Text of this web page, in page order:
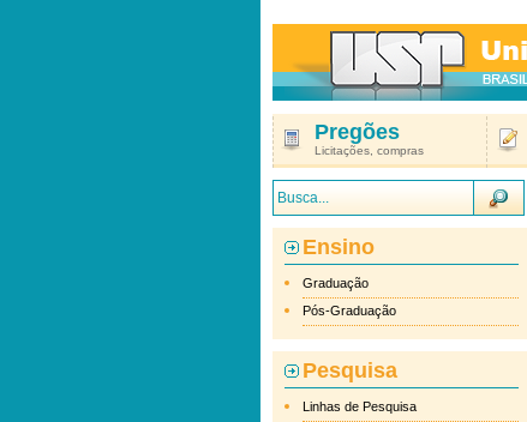
Pregões
Licitações, compras
Ensino
Graduação
Pós-Graduação
Pesquisa
Linhas de Pesquisa